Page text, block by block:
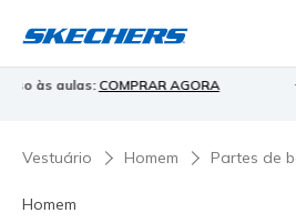
⭐Skechers VIP:45 dias de devolução
Vestuário Homem Partes de
Homem